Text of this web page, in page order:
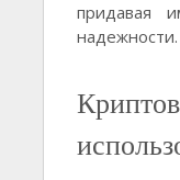
придавая
надежности.